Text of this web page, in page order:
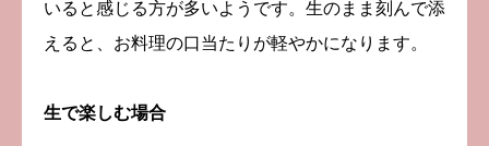
いると感じる方が多いようです。生のまま刻んで添
えると、お料理の口当たりが軽やかになります。
生で楽しむ場合